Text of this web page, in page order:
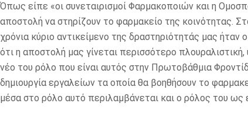
Όπως είπε «οι συνεταιρισμοί Φαρμακοποιών και η
αποστολή να στηρίζουν το φαρμακείο της κοινότητας.
χρόνια κύριο αντικείμενο της δραστηριότητάς μας
ότι η αποστολή μας γίνεται περισσότερο
νέο του ρόλο που είναι αυτός στην Πρωτοβάθμια
δημιουργία εργαλείων τα οποία θα βοηθήσουν το
μέσα στο ρόλο αυτό περιλαμβάνεται και ο ρόλος του ως